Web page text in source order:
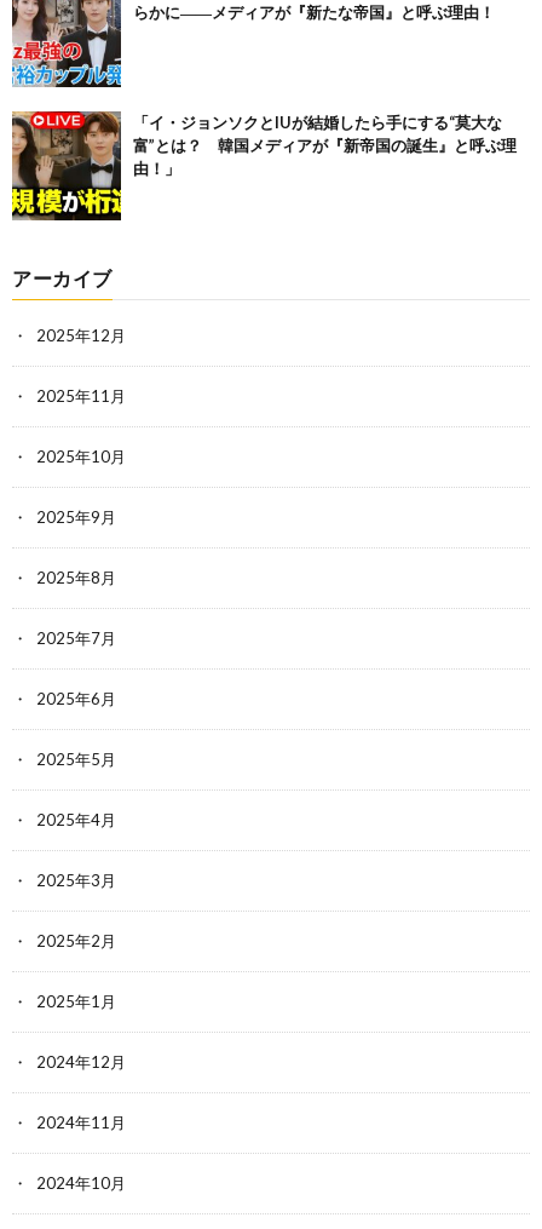
らかに――メディアが『新たな帝国』と呼ぶ理由！
「イ・ジョンソクとIUが結婚したら手にする“莫大な
富”とは？ 韓国メディアが『新帝国の誕生』と呼ぶ理
由！」
アーカイブ
2025年12月
2025年11月
2025年10月
2025年9月
2025年8月
2025年7月
2025年6月
2025年5月
2025年4月
2025年3月
2025年2月
2025年1月
2024年12月
2024年11月
2024年10月